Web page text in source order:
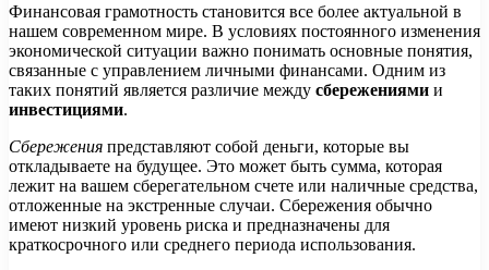
Финансовая грамотность становится все более актуальной в
нашем современном мире. В условиях постоянного изменения
экономической ситуации важно понимать основные понятия,
связанные с управлением личными финансами. Одним из
таких понятий является различие между сбережениями и
инвестициями.
Сбережения представляют собой деньги, которые вы
откладываете на будущее. Это может быть сумма, которая
лежит на вашем сберегательном счете или наличные средства,
отложенные на экстренные случаи. Сбережения обычно
имеют низкий уровень риска и предназначены для
краткосрочного или среднего периода использования.